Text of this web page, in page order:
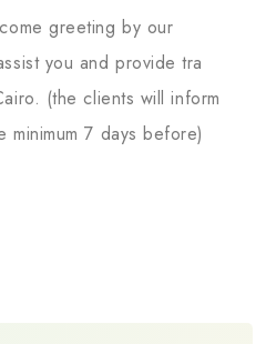
greeting by our
you and provide tra
(the clients will inform
minimum 7 days before)